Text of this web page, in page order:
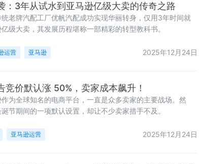
：3年从试水到亚马逊亿级大卖的传奇之路
老牌汽配工厂优帆汽配成功实现华丽转身，仅用3年时间就
级大卖，其发展历程堪称一部精彩的转型教科书。
运营 亚马逊 2025年12月24日
竞价默认涨 50%，卖家成本飙升！
为全球知名的电商平台，一直是众多卖家的主要战场。然
节期间的一项默认设置，却让不少卖家措手不及。
亚马逊运营 2025年12月24日